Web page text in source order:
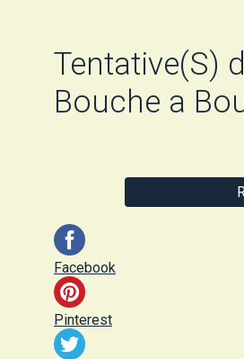
Tentative(S)
Bouche a
Facebook
Pinterest